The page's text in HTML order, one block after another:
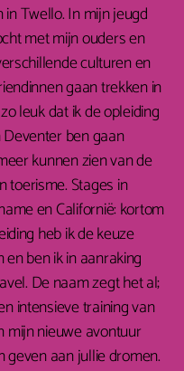
Twello. In mijn jeugd
met mijn ouders en
culturen en
gaan trekken in
leuk dat ik de opleiding
ben gaan
kunnen zien van de
toerisme. Stages in
en Californië: kortom
heb ik de keuze
ben ik in aanraking
De naam zegt het al;
intensieve training van
mijn nieuwe avontuur
geven aan jullie dromen.